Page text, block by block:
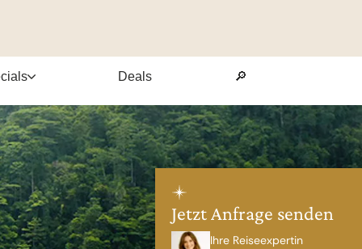
Jetzt Anfrage senden
Ihre Reiseexpertin
Deals 🔎